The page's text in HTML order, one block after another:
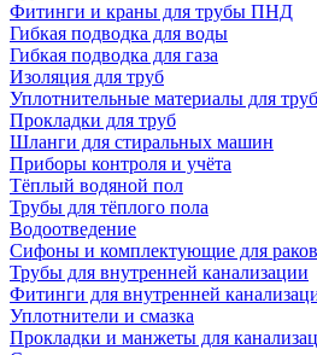
Фитинги и краны для трубы ПНД
Гибкая подводка для воды
Гибкая подводка для газа
Изоляция для труб
Уплотнительные материалы для труб
Прокладки для труб
Шланги для стиральных машин
Приборы контроля и учёта
Тёплый водяной пол
Трубы для тёплого пола
Водоотведение
Сифоны и комплектующие для
Трубы для внутренней канализации
Фитинги для внутренней
Уплотнители и смазка
Прокладки и манжеты для